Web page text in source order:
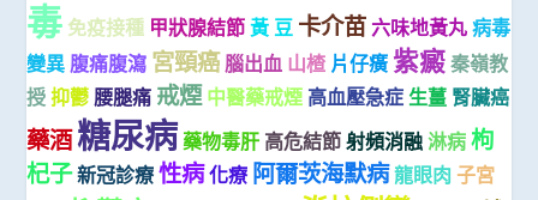
毒 免疫接種 甲狀腺結節 黃 豆 卡介苗 六味地黃丸 病毒
變異 腹痛腹瀉 宮頸癌腦出血 山楂 片仔癀 紫癜 秦嶺教
授 抑鬱 腰腿痛 戒煙 中醫藥戒煙 高血壓急症 生薑 腎臟癌
藥酒糖尿病 藥物毒肝 高危結節 射頻消融 淋病 枸
杞子新冠診療 性病化療 阿爾茨海默病龍眼肉 子宮